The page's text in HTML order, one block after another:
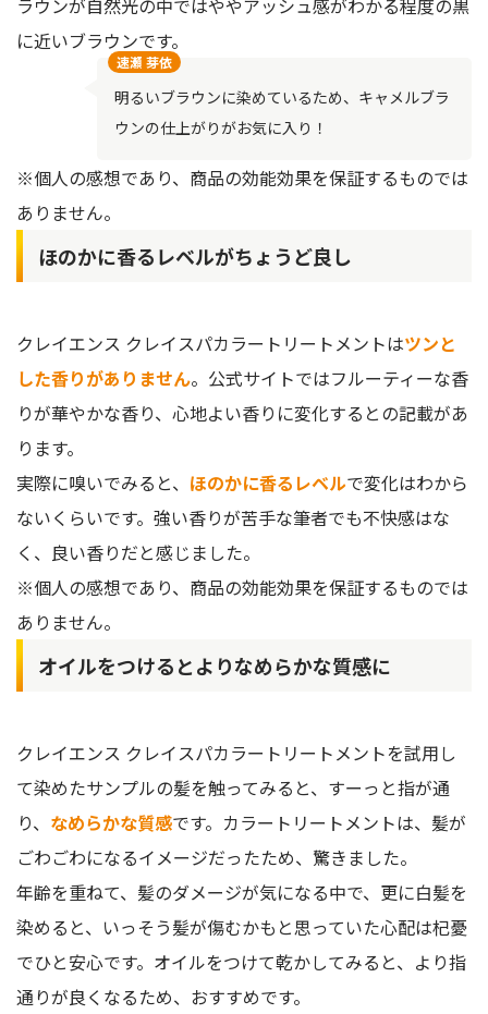
ラウンが自然光の中ではややアッシュ感がわかる程度の黒
に近いブラウンです。
速瀬 芽依
明るいブラウンに染めているため、キャメルブラ
ウンの仕上がりがお気に入り！
※個人の感想であり、商品の効能効果を保証するものでは
ありません。
ほのかに香るレベルがちょうど良し
クレイエンス クレイスパカラートリートメントはツンと
した香りがありません。公式サイトではフルーティーな香
りが華やかな香り、心地よい香りに変化するとの記載があ
ります。
実際に嗅いでみると、 ほのかに香るレベルで変化はわから
ないくらいです。強い香りが苦手な筆者でも不快感はな
く、良い香りだと感じました。
※個人の感想であり、商品の効能効果を保証するものでは
ありません。
オイルをつけるとよりなめらかな質感に
クレイエンス クレイスパカラートリートメントを試用し
て染めたサンプルの髪を触ってみると、すーっと指が通
り、 なめらかな質感です。カラートリートメントは、髪が
ごわごわになるイメージだったため、驚きました。
年齢を重ねて、髪のダメージが気になる中で、更に白髪を
染めると、いっそう髪が傷むかもと思っていた心配は杞憂
でひと安心です。オイルをつけて乾かしてみると、より指
通りが良くなるため、おすすめです。